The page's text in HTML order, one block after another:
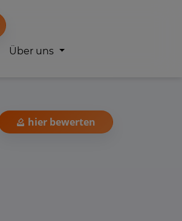
Über uns
hier bewerten